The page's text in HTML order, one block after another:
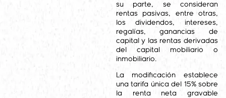
su parte, se consideran
rentas pasivas, entre otras,
los dividendos, intereses,
regalías, ganancias de
capital y las rentas derivadas
del capital mobiliario o
inmobiliario.
La modificación establece
una tarifa única del 15% sobre
la renta neta gravable